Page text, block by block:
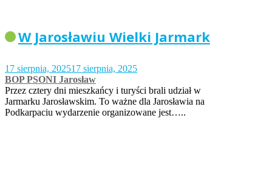
W Jarosławiu Wielki Jarmark
17 sierpnia, 202517 sierpnia, 2025
BOP PSONI Jarosław
Przez cztery dni mieszkańcy i turyści brali udział w
Jarmarku Jarosławskim. To ważne dla Jarosławia na
Podkarpaciu wydarzenie organizowane jest…..